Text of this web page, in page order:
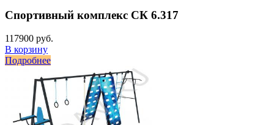
Спортивный комплекс СК 6.317
117900 руб.
В корзину
Подробнее